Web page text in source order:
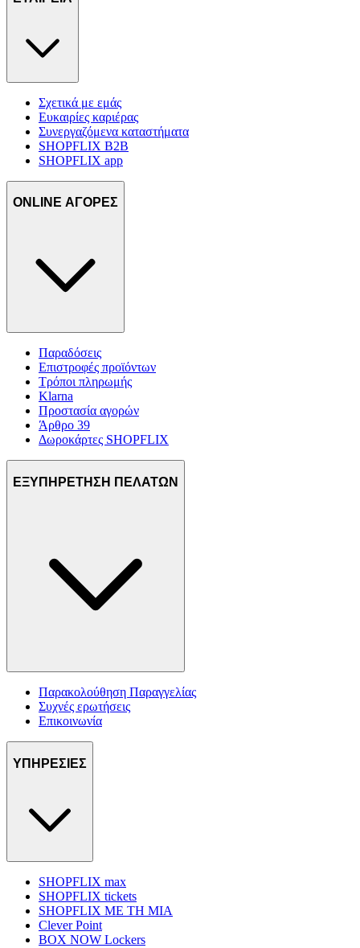
δικτύωσης, διαφημίσεων και ανάλυσης.
Σχετικά με εμάς
Ευκαιρίες καριέρας
Συνεργαζόμενα καταστήματα
SHOPFLIX B2B
SHOPFLIX app
ONLINE ΑΓΟΡΕΣ
Παραδόσεις
Επιστροφές προϊόντων
Τρόποι πληρωμής
Klarna
Προστασία αγορών
Άρθρο 39
Δωροκάρτες SHOPFLIX
ΕΞΥΠΗΡΕΤΗΣΗ ΠΕΛΑΤΩΝ
Παρακολούθηση Παραγγελίας
Συχνές ερωτήσεις
Επικοινωνία
ΥΠΗΡΕΣΙΕΣ
SHOPFLIX max
SHOPFLIX tickets
SHOPFLIX ΜΕ ΤΗ ΜΙΑ
Clever Point
BOX NOW Lockers